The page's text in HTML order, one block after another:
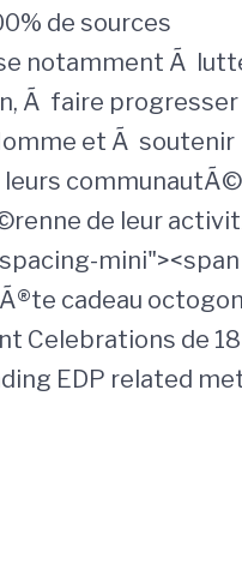
de sources
notamment Ã
Ã faire progresser
et Ã soutenir
de leur
mini"><span
cadeau
Celebrations de
EDP related